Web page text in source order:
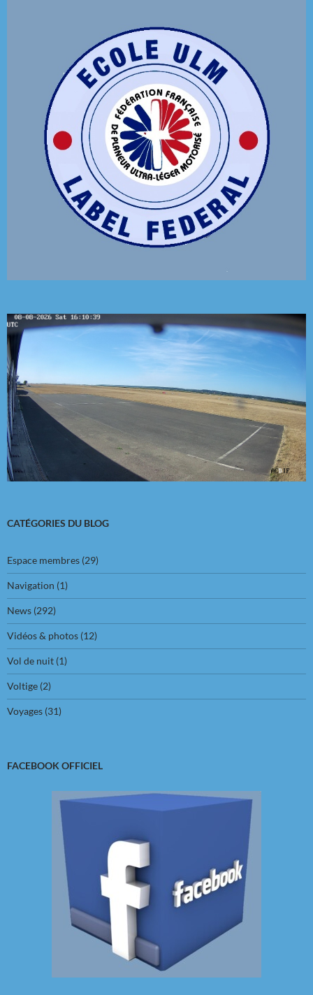
CATÉGORIES DU BLOG
Espace membres (29)
Navigation (1)
News (292)
Vidéos & photos (12)
Vol de nuit (1)
Voltige (2)
Voyages (31)
FACEBOOK OFFICIEL